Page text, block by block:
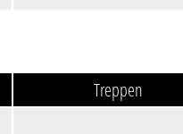
Treppen